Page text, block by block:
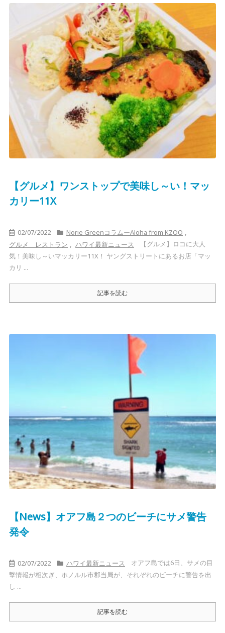
【グルメ】ワンストップで美味し～い！マッ
カリー11X
02/07/2022 Norie GreenコラムーAloha from KZOO ,
グルメ レストラン , ハワイ最新ニュース
【グルメ】ロコに大人
気！美味し～いマッカリー11X！ ヤングストリートにあるお店「マッ
カリ ...
記事を読む
【News】オアフ島２つのビーチにサメ警告
発令
02/07/2022 ハワイ最新ニュース
オアフ島では6日、サメの目
撃情報が相次ぎ、ホノルル市郡当局が、それぞれのビーチに警告を出
し ...
記事を読む